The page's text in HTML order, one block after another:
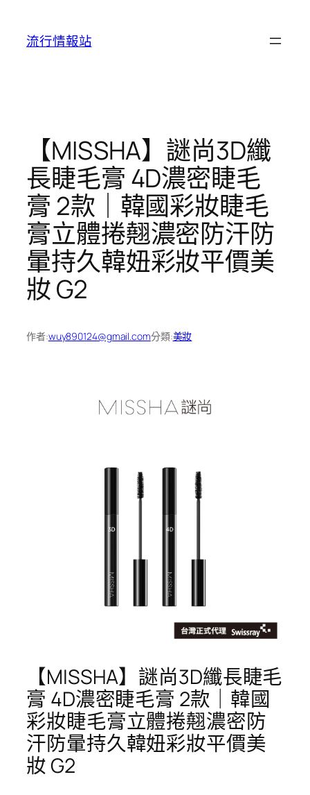
流行情報站
【MISSHA】謎尚3D纖
長睫毛膏 4D濃密睫毛
膏 2款｜韓國彩妝睫毛
膏立體捲翹濃密防汗防
暈持久韓妞彩妝平價美
妝 G2
作者:wuy890124@gmail.com分類:美妝
【MISSHA】謎尚3D纖長睫毛
膏 4D濃密睫毛膏 2款｜韓國
彩妝睫毛膏立體捲翹濃密防
汗防暈持久韓妞彩妝平價美
妝 G2